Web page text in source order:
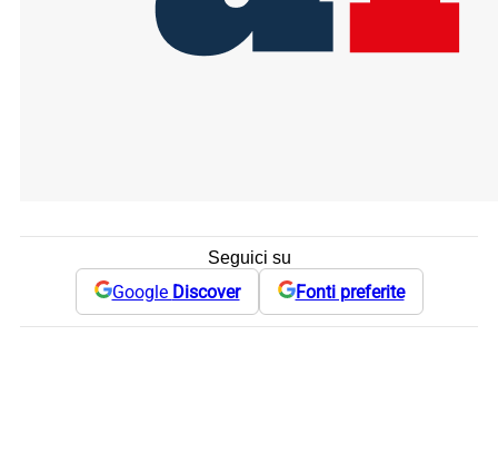
Seguici su
Google Discover Fonti preferite